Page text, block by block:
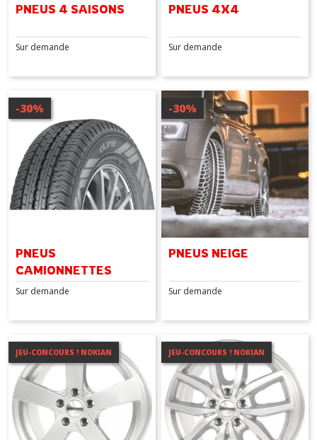
PNEUS 4 SAISONS
Sur demande
PNEUS 4X4
Sur demande
-30%
PNEUS
CAMIONNETTES
Sur demande
-30%
PNEUS NEIGE
Sur demande
JEU-CONCOURS ! NOKIAN JEU-CONCOURS ! NOKIAN